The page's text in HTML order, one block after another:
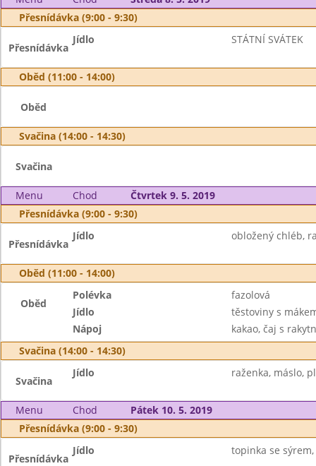
Přesnídávka (9:00 - 9:30)
Přesnídávka
Jídlo STÁTNÍ SVÁTEK
Oběd (11:00 - 14:00)
Oběd
Svačina (14:00 - 14:30)
Svačina
Menu Chod
Čtvrtek 9. 5. 2019
Přesnídávka (9:00 - 9:30)
Přesnídávka
Jídlo obložený chléb,
Oběd (11:00 - 14:00)
Oběd
Polévka
fazolová
Jídlo
těstoviny s
Nápoj
kakao, čaj s
Svačina (14:00 - 14:30)
Svačina
Jídlo raženka, máslo,
Menu Chod
Pátek 10. 5. 2019
Přesnídávka (9:00 - 9:30)
Přesnídávka
Jídlo topinka se